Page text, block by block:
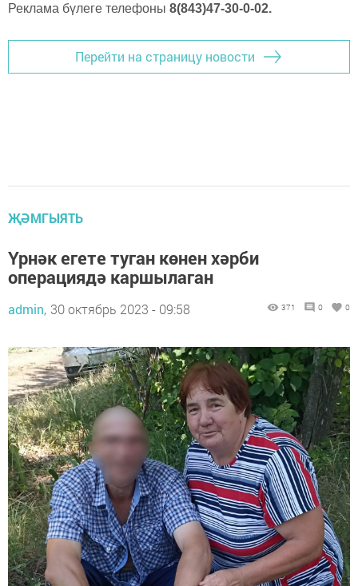
Реклама бүлеге телефоны 8(843)47-30-0-02.
Перейти на страницу новости
ҖӘМГЫЯТЬ
Үрнәк егете туган көнен хәрби
операциядә каршылаган
admin, 30 октябрь 2023 - 09:58 371 0 0